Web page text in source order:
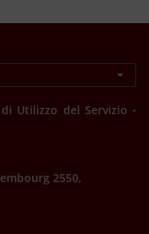
Utilizzo del Servizio .
2550,